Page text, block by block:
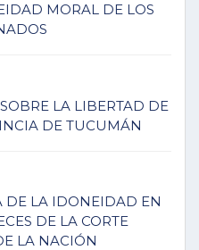
MORAL DE LOS
LA LIBERTAD DE
DE TUCUMÁN
DE LA IDONEIDAD EN
DE LA CORTE
LA NACIÓN